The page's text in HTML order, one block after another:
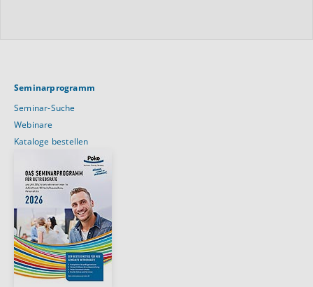
Seminarprogramm
Seminar-Suche
Webinare
Kataloge bestellen